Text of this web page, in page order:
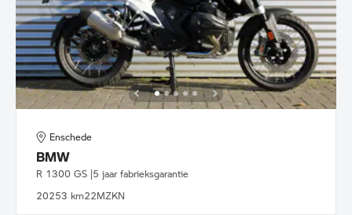
Enschede
BMW
R 1300 GS |5 jaar fabrieksgarantie
20253 km22MZKN